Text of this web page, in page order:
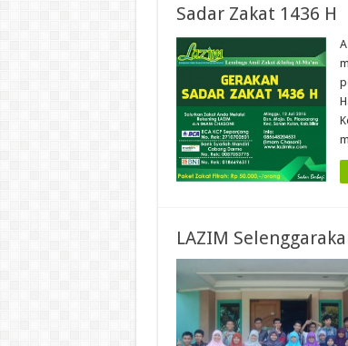
Sadar Zakat 1436 H
LAZIM